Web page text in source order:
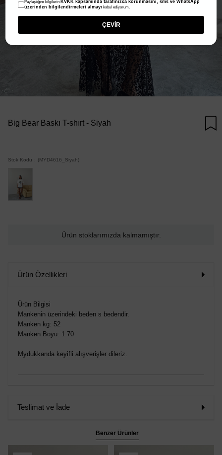
Big Bear Baskı T-shırt - Siyah
Stok Kodu (MYD4616_Siyah)
Ürün stoklarımızda kalmamıştır.
Ürün Özellikleri
Ürün Bilgisi
Mankenin üzerindeki beden s bedendir.
Manken kg: 52
Manken Boyu: 1.70
Mydukkanda keyifli alışverişler dileriz.
Teslimat ve İade
Benzer Ürünler
Paylaştığım bilgilerin KVKK kapsamında tarafınızca korunmasını, sms ve WhatsApp
üzerinden bilgilendirmeleri almayı kabul ediyorum.
ÇEVİR